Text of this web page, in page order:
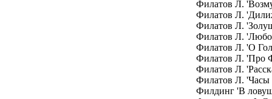
Филатов Л.
Филатов Л.
Филатов Л.
Филатов Л.
Филатов Л. 'О
Филатов Л. 'Про
Филатов Л.
Филатов Л. 'Часы
Филдинг 'В